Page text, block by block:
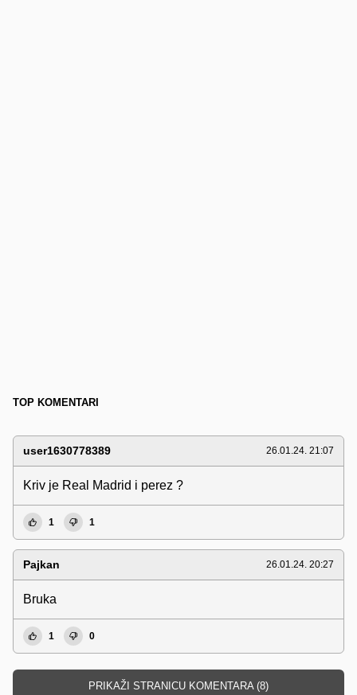
TOP KOMENTARI
user1630778389 26.01.24. 21:07
Kriv je Real Madrid i perez ?
1 1
Pajkan 26.01.24. 20:27
Bruka
1 0
PRIKAŽI STRANICU KOMENTARA (8)